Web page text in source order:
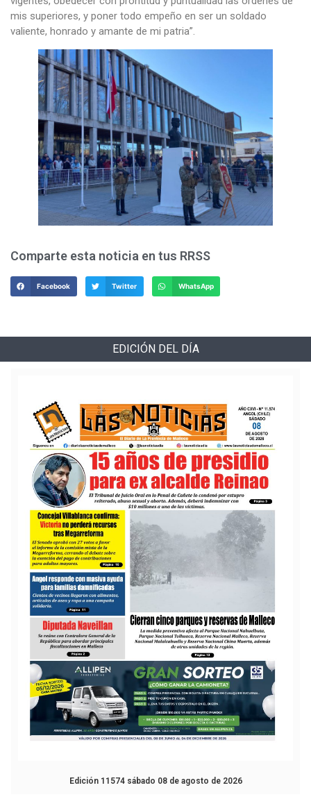
mis superiores, y poner todo empeño en ser un soldado
valiente, honrado y amante de mi patria”.
Comparte esta noticia en tus RRSS
Facebook Twitter WhatsApp
EDICIÓN DEL DÍA
Edición 11574 sábado 08 de agosto de 2026